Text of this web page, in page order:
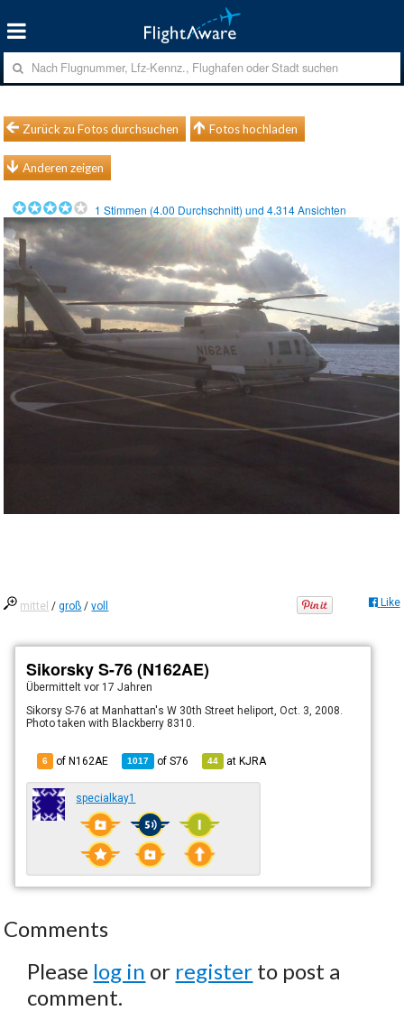
Zurück zu Fotos durchsuchen Fotos hochladen
Anderen zeigen
1 Stimmen (4.00 Durchschnitt) und4.314Ansichten
mittel /groß /voll Like
Sikorsky S-76 (N162AE)
Übermitteltvor 17 Jahren
Sikorsy S-76 at Manhattan's W 30th Street heliport, Oct. 3, 2008.
Photo taken with Blackberry 8310.
6 of N162AE 1017 ofS76 44 atKJRA
specialkay1
Comments
Please log in or register to post a
comment.